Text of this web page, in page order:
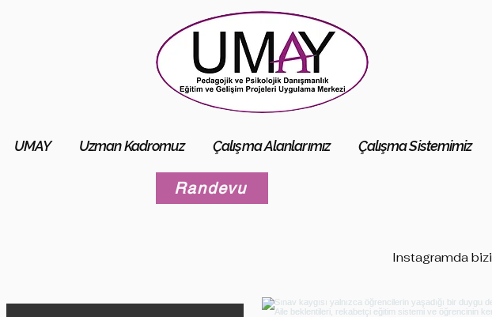
UMAY Uzman Kadromuz Çalışma Alanlarımız Çalışma Sistemimiz
Randevu
Instagramda bizi